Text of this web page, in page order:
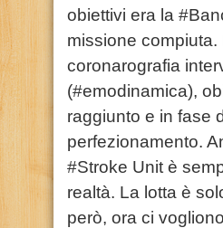
obiettivi era la
missione compiuta.
coronarografia
(#emodinamica),
raggiunto e in fase
perfezionamento.
#Stroke Unit è
realtà. La lotta è
però, ora ci